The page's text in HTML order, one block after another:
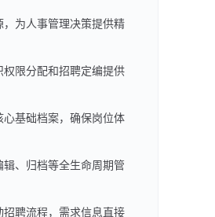
为人事管理决策提供精
限分配和招聘定编提供
基础档案，确保岗位体
、归档等全生命周期管
聘流程，需求信息直接